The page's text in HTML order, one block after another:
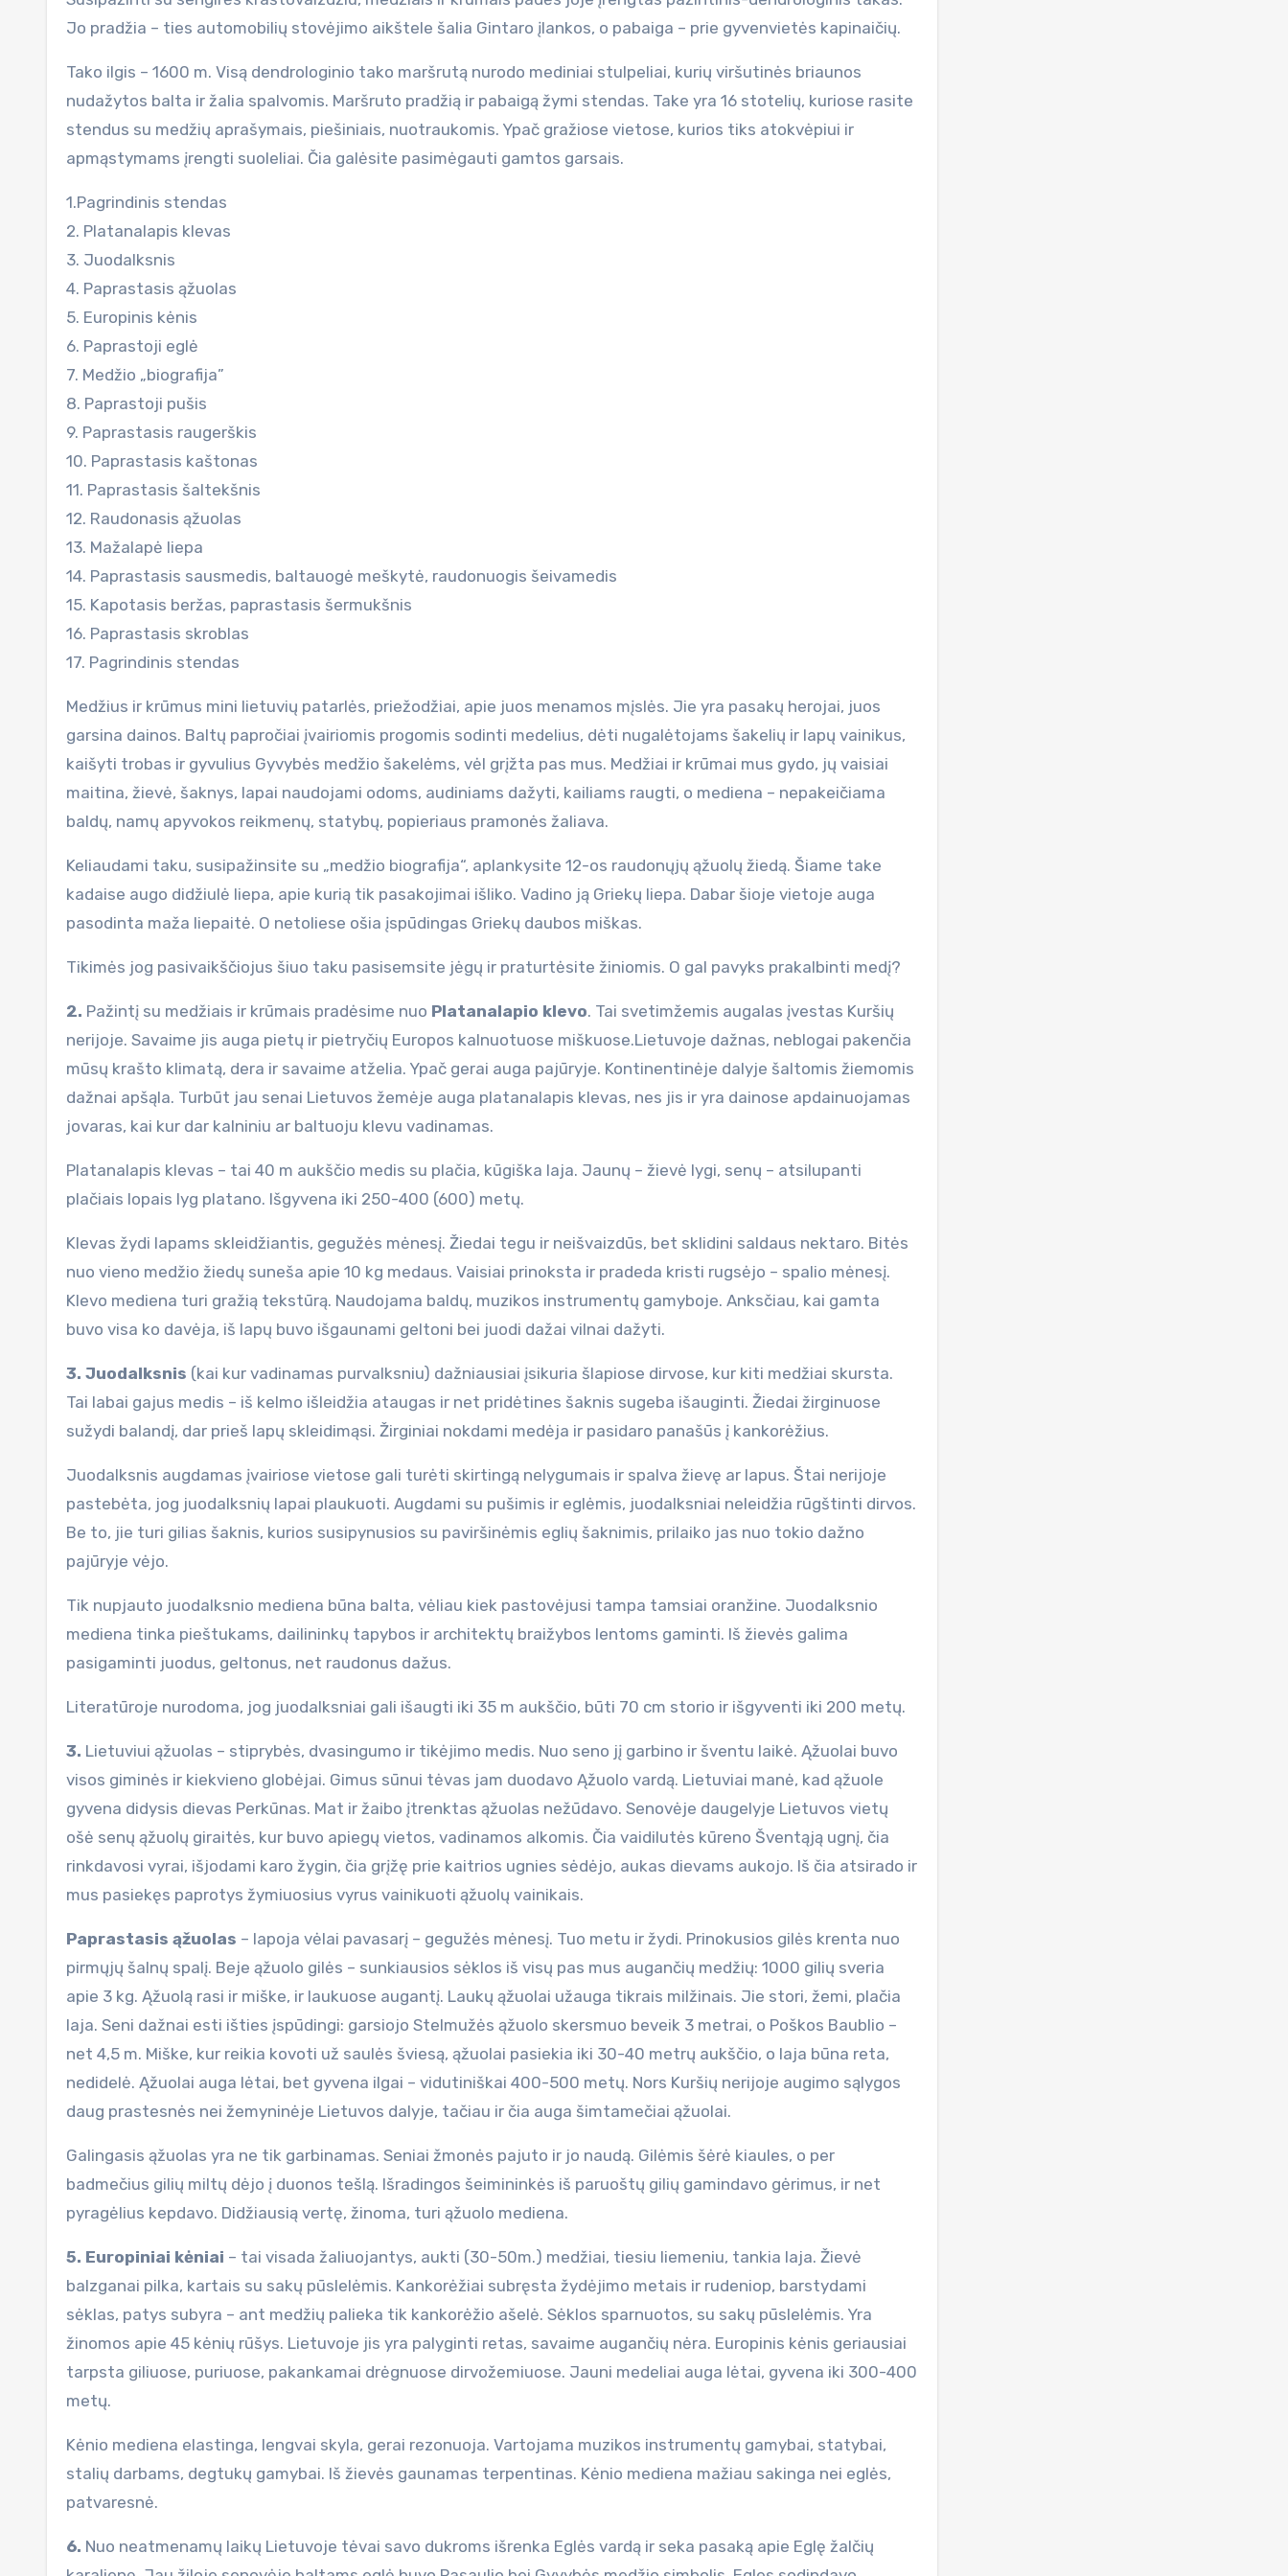
Jo pradžia – ties automobilių stovėjimo aikštele šalia Gintaro įlankos, o pabaiga – prie gyvenvietės kapinaičių.
Tako ilgis – 1600 m. Visą dendrologinio tako maršrutą nurodo mediniai stulpeliai, kurių viršutinės briaunos
nudažytos balta ir žalia spalvomis. Maršruto pradžią ir pabaigą žymi stendas. Take yra 16 stotelių, kuriose rasite
stendus su medžių aprašymais, piešiniais, nuotraukomis. Ypač gražiose vietose, kurios tiks atokvėpiui ir
apmąstymams įrengti suoleliai. Čia galėsite pasimėgauti gamtos garsais.
1.Pagrindinis stendas
2. Platanalapis klevas
3. Juodalksnis
4. Paprastasis ąžuolas
5. Europinis kėnis
6. Paprastoji eglė
7. Medžio „biografija”
8. Paprastoji pušis
9. Paprastasis raugerškis
10. Paprastasis kaštonas
11. Paprastasis šaltekšnis
12. Raudonasis ąžuolas
13. Mažalapė liepa
14. Paprastasis sausmedis, baltauogė meškytė, raudonuogis šeivamedis
15. Kapotasis beržas, paprastasis šermukšnis
16. Paprastasis skroblas
17. Pagrindinis stendas
Medžius ir krūmus mini lietuvių patarlės, priežodžiai, apie juos menamos mįslės. Jie yra pasakų herojai, juos
garsina dainos. Baltų papročiai įvairiomis progomis sodinti medelius, dėti nugalėtojams šakelių ir lapų vainikus,
kaišyti trobas ir gyvulius Gyvybės medžio šakelėms, vėl grįžta pas mus. Medžiai ir krūmai mus gydo, jų vaisiai
maitina, žievė, šaknys, lapai naudojami odoms, audiniams dažyti, kailiams raugti, o mediena – nepakeičiama
baldų, namų apyvokos reikmenų, statybų, popieriaus pramonės žaliava.
Keliaudami taku, susipažinsite su „medžio biografija“, aplankysite 12-os raudonųjų ąžuolų žiedą. Šiame take
kadaise augo didžiulė liepa, apie kurią tik pasakojimai išliko. Vadino ją Griekų liepa. Dabar šioje vietoje auga
pasodinta maža liepaitė. O netoliese ošia įspūdingas Griekų daubos miškas.
Tikimės jog pasivaikščiojus šiuo taku pasisemsite jėgų ir praturtėsite žiniomis. O gal pavyks prakalbinti medį?
2. Pažintį su medžiais ir krūmais pradėsime nuo Platanalapio klevo. Tai svetimžemis augalas įvestas Kuršių
nerijoje. Savaime jis auga pietų ir pietryčių Europos kalnuotuose miškuose.Lietuvoje dažnas, neblogai pakenčia
mūsų krašto klimatą, dera ir savaime atželia. Ypač gerai auga pajūryje. Kontinentinėje dalyje šaltomis žiemomis
dažnai apšąla. Turbūt jau senai Lietuvos žemėje auga platanalapis klevas, nes jis ir yra dainose apdainuojamas
jovaras, kai kur dar kalniniu ar baltuoju klevu vadinamas.
Platanalapis klevas – tai 40 m aukščio medis su plačia, kūgiška laja. Jaunų – žievė lygi, senų – atsilupanti
plačiais lopais lyg platano. Išgyvena iki 250-400 (600) metų.
Klevas žydi lapams skleidžiantis, gegužės mėnesį. Žiedai tegu ir neišvaizdūs, bet sklidini saldaus nektaro. Bitės
nuo vieno medžio žiedų suneša apie 10 kg medaus. Vaisiai prinoksta ir pradeda kristi rugsėjo – spalio mėnesį.
Klevo mediena turi gražią tekstūrą. Naudojama baldų, muzikos instrumentų gamyboje. Anksčiau, kai gamta
buvo visa ko davėja, iš lapų buvo išgaunami geltoni bei juodi dažai vilnai dažyti.
3. Juodalksnis (kai kur vadinamas purvalksniu) dažniausiai įsikuria šlapiose dirvose, kur kiti medžiai skursta.
Tai labai gajus medis – iš kelmo išleidžia ataugas ir net pridėtines šaknis sugeba išauginti. Žiedai žirginuose
sužydi balandį, dar prieš lapų skleidimąsi. Žirginiai nokdami medėja ir pasidaro panašūs į kankorėžius.
Juodalksnis augdamas įvairiose vietose gali turėti skirtingą nelygumais ir spalva žievę ar lapus. Štai nerijoje
pastebėta, jog juodalksnių lapai plaukuoti. Augdami su pušimis ir eglėmis, juodalksniai neleidžia rūgštinti dirvos.
Be to, jie turi gilias šaknis, kurios susipynusios su paviršinėmis eglių šaknimis, prilaiko jas nuo tokio dažno
pajūryje vėjo.
Tik nupjauto juodalksnio mediena būna balta, vėliau kiek pastovėjusi tampa tamsiai oranžine. Juodalksnio
mediena tinka pieštukams, dailininkų tapybos ir architektų braižybos lentoms gaminti. Iš žievės galima
pasigaminti juodus, geltonus, net raudonus dažus.
Literatūroje nurodoma, jog juodalksniai gali išaugti iki 35 m aukščio, būti 70 cm storio ir išgyventi iki 200 metų.
3. Lietuviui ąžuolas – stiprybės, dvasingumo ir tikėjimo medis. Nuo seno jį garbino ir šventu laikė. Ąžuolai buvo
visos giminės ir kiekvieno globėjai. Gimus sūnui tėvas jam duodavo Ąžuolo vardą. Lietuviai manė, kad ąžuole
gyvena didysis dievas Perkūnas. Mat ir žaibo įtrenktas ąžuolas nežūdavo. Senovėje daugelyje Lietuvos vietų
ošė senų ąžuolų giraitės, kur buvo apiegų vietos, vadinamos alkomis. Čia vaidilutės kūreno Šventąją ugnį, čia
rinkdavosi vyrai, išjodami karo žygin, čia grįžę prie kaitrios ugnies sėdėjo, aukas dievams aukojo. Iš čia atsirado ir
mus pasiekęs paprotys žymiuosius vyrus vainikuoti ąžuolų vainikais.
Paprastasis ąžuolas – lapoja vėlai pavasarį – gegužės mėnesį. Tuo metu ir žydi. Prinokusios gilės krenta nuo
pirmųjų šalnų spalį. Beje ąžuolo gilės – sunkiausios sėklos iš visų pas mus augančių medžių: 1000 gilių sveria
apie 3 kg. Ąžuolą rasi ir miške, ir laukuose augantį. Laukų ąžuolai užauga tikrais milžinais. Jie stori, žemi, plačia
laja. Seni dažnai esti išties įspūdingi: garsiojo Stelmužės ąžuolo skersmuo beveik 3 metrai, o Poškos Baublio –
net 4,5 m. Miške, kur reikia kovoti už saulės šviesą, ąžuolai pasiekia iki 30-40 metrų aukščio, o laja būna reta,
nedidelė. Ąžuolai auga lėtai, bet gyvena ilgai – vidutiniškai 400-500 metų. Nors Kuršių nerijoje augimo sąlygos
daug prastesnės nei žemyninėje Lietuvos dalyje, tačiau ir čia auga šimtamečiai ąžuolai.
Galingasis ąžuolas yra ne tik garbinamas. Seniai žmonės pajuto ir jo naudą. Gilėmis šėrė kiaules, o per
badmečius gilių miltų dėjo į duonos tešlą. Išradingos šeimininkės iš paruoštų gilių gamindavo gėrimus, ir net
pyragėlius kepdavo. Didžiausią vertę, žinoma, turi ąžuolo mediena.
5. Europiniai kėniai – tai visada žaliuojantys, aukti (30-50m.) medžiai, tiesiu liemeniu, tankia laja. Žievė
balzganai pilka, kartais su sakų pūslelėmis. Kankorėžiai subręsta žydėjimo metais ir rudeniop, barstydami
sėklas, patys subyra – ant medžių palieka tik kankorėžio ašelė. Sėklos sparnuotos, su sakų pūslelėmis. Yra
žinomos apie 45 kėnių rūšys. Lietuvoje jis yra palyginti retas, savaime augančių nėra. Europinis kėnis geriausiai
tarpsta giliuose, puriuose, pakankamai drėgnuose dirvožemiuose. Jauni medeliai auga lėtai, gyvena iki 300-400
metų.
Kėnio mediena elastinga, lengvai skyla, gerai rezonuoja. Vartojama muzikos instrumentų gamybai, statybai,
stalių darbams, degtukų gamybai. Iš žievės gaunamas terpentinas. Kėnio mediena mažiau sakinga nei eglės,
patvaresnė.
6. Nuo neatmenamų laikų Lietuvoje tėvai savo dukroms išrenka Eglės vardą ir seka pasaką apie Eglę žalčių